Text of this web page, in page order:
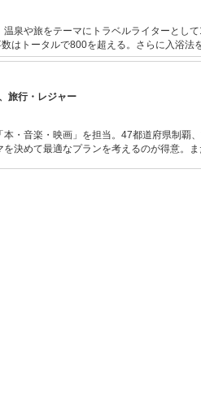
泉や旅をテーマにトラベルライターとし
はトータルで800を超える。さらに入浴法
剤や入浴法を研究しながら温泉気分を楽
旅行・レジャー
本・音楽・映画」を担当。47都道府県制覇
決めて最適なプランを考えるのが得意。